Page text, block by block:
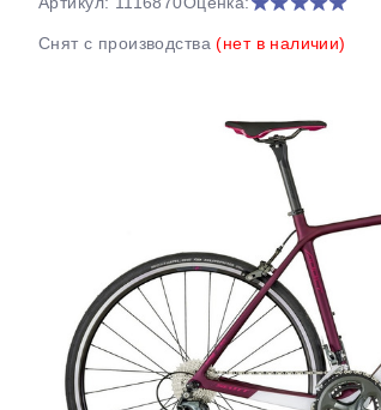
Снят с производства(нет в наличии)